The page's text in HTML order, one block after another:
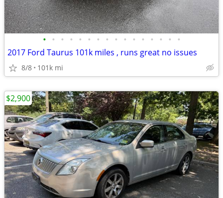
• • • • • • • • • • • • • • • •
2017 Ford Taurus 101k miles , runs great no issues
8/8 101k mi
$2,900